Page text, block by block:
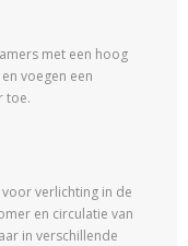
met een hoog
voegen een
toe.
verlichting in de
en circulatie van
in verschillende